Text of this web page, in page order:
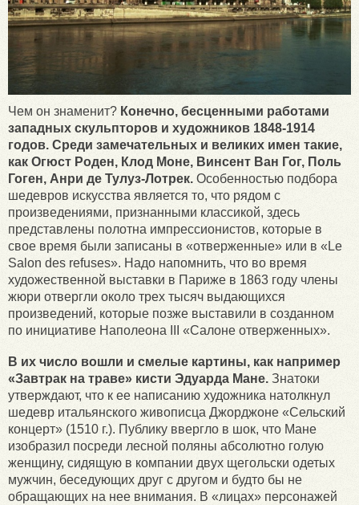
Чем он знаменит? Конечно, бесценными работами
западных скульпторов и художников 1848-1914
годов. Среди замечательных и великих имен такие,
как Огюст Роден, Клод Моне, Винсент Ван Гог, Поль
Гоген, Анри де Тулуз-Лотрек. Особенностью подбора
шедевров искусства является то, что рядом с
произведениями, признанными классикой, здесь
представлены полотна импрессионистов, которые в
свое время были записаны в «отверженные» или в «Le
Salon des refuses». Надо напомнить, что во время
художественной выставки в Париже в 1863 году члены
жюри отвергли около трех тысяч выдающихся
произведений, которые позже выставили в созданном
по инициативе Наполеона III «Салоне отверженных».
В их число вошли и смелые картины, как например
«Завтрак на траве» кисти Эдуарда Мане. Знатоки
утверждают, что к ее написанию художника натолкнул
шедевр итальянского живописца Джорджоне «Сельский
концерт» (1510 г.). Публику ввергло в шок, что Мане
изобразил посреди лесной поляны абсолютно голую
женщину, сидящую в компании двух щегольски одетых
мужчин, беседующих друг с другом и будто бы не
обращающих на нее внимания. В «лицах» персонажей